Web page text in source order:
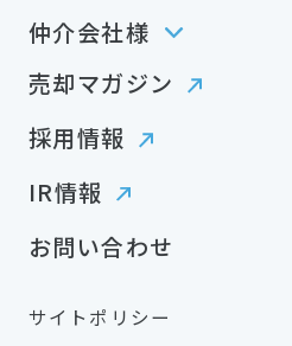
仲介会社様
売却マガジン
採用情報
IR情報
お問い合わせ
サイトポリシー